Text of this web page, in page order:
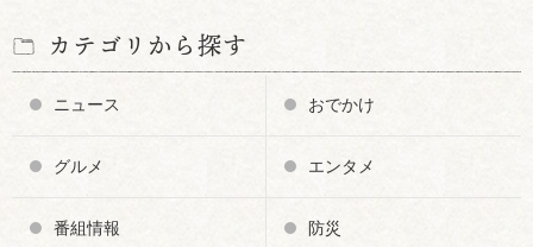
カテゴリから探す
ニュース おでかけ
グルメ エンタメ
番組情報 防災